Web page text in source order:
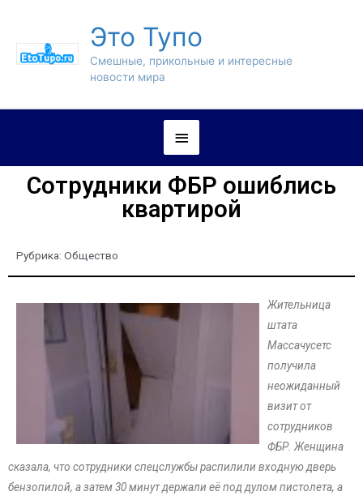
Это Тупо
Смешные, прикольные и интересные
новости мира
Сотрудники ФБР ошиблись
квартирой
Рубрика: Общество
Жительница
штата
Массачусетс
получила
неожиданный
визит от
сотрудников
ФБР. Женщина
сказала, что сотрудники спецслужбы распилили входную дверь
бензопилой, а затем 30 минут держали её под дулом пистолета, а